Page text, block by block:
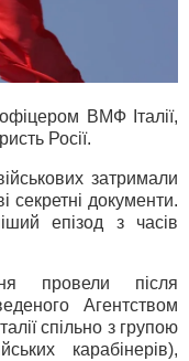
ВМФ Італії,
Росії.
затримали
секретні документи.
епізод з часів
провели після
Агентством
спільно з групою
карабінерів),